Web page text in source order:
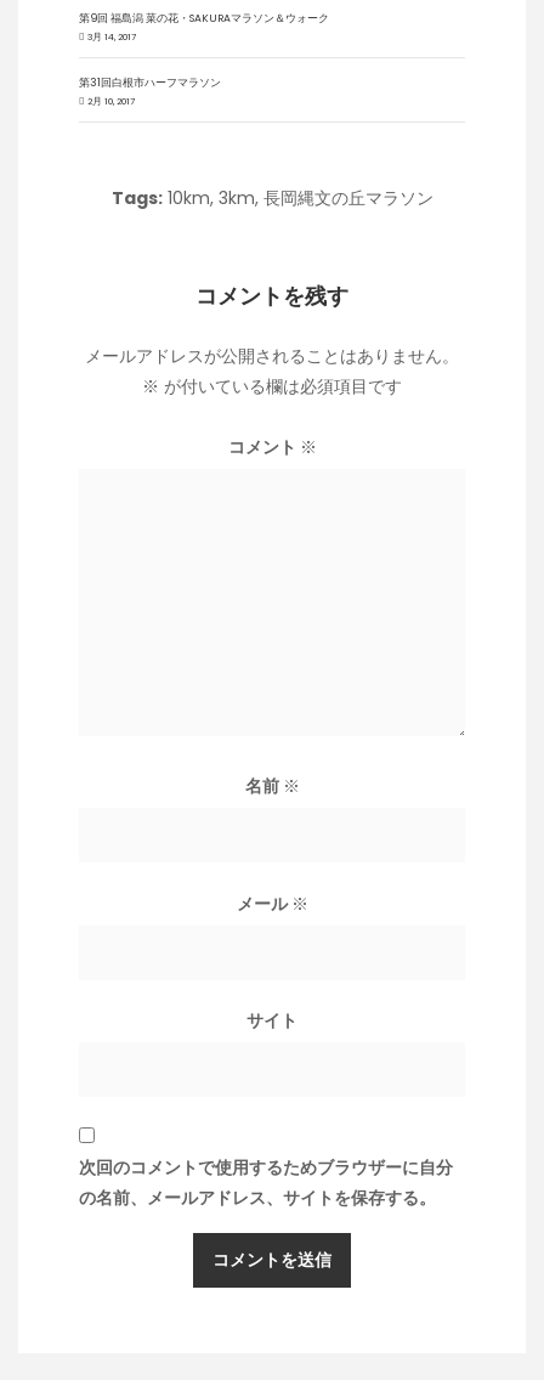
第9回 福島潟 菜の花・SAKURAマラソン＆ウォーク
3月 14, 2017
第31回白根市ハーフマラソン
2月 10, 2017
Tags: 10km, 3km, 長岡縄文の丘マラソン
コメントを残す
メールアドレスが公開されることはありません。
※ が付いている欄は必須項目です
コメント ※
名前 ※
メール ※
サイト
次回のコメントで使用するためブラウザーに自分
の名前、メールアドレス、サイトを保存する。